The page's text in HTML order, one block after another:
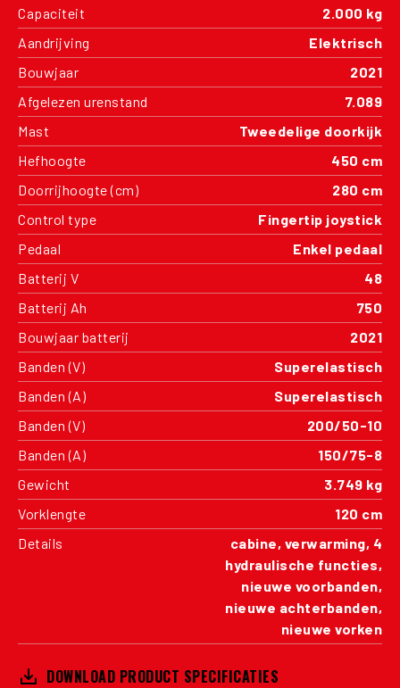
Capaciteit
2.000 kg
Aandrijving
Elektrisch
Bouwjaar
2021
Afgelezen urenstand
7.089
Mast
Tweedelige doorkijk
Hefhoogte
450 cm
Doorrijhoogte (cm)
280 cm
Control type
Fingertip joystick
Pedaal
Enkel pedaal
Batterij V
48
Batterij Ah
750
Bouwjaar batterij
2021
Banden (V)
Superelastisch
Banden (A)
Superelastisch
Banden (V)
200/50-10
Banden (A)
150/75-8
Gewicht
3.749 kg
Vorklengte
120 cm
Details
cabine, verwarming, 4
hydraulische functies,
nieuwe voorbanden,
nieuwe achterbanden,
nieuwe vorken
DOWNLOAD PRODUCT SPECIFICATIES